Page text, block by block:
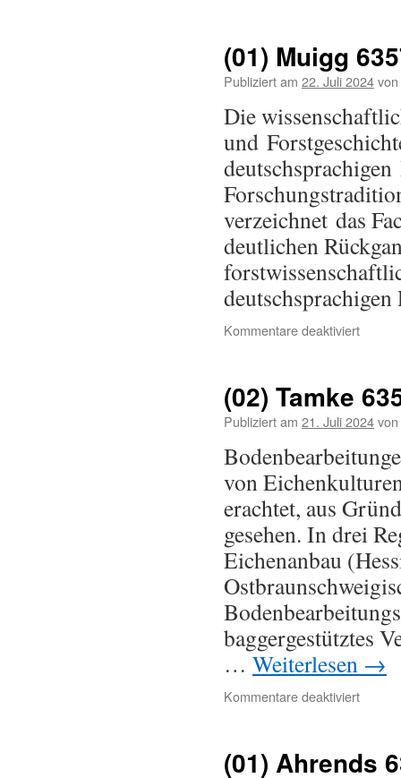
(01) Muigg
Publiziert am 22. Juli 2024von
Die
und
verzeichnet das
deutlichen
Kommentare deaktiviert
(02) Tamke
Publiziert am 21. Juli 2024von
von
erachtet, aus
gesehen. In drei
Eichenanbau
baggergestütztes
… Weiterlesen →
Kommentare deaktiviert
(01) Ahrends